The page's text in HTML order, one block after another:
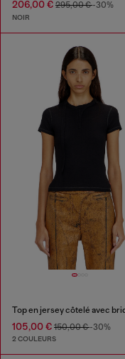
206,00 € 295,00 €-30%
NOIR
105,00 € 150,00 €-30%
2 COULEURS